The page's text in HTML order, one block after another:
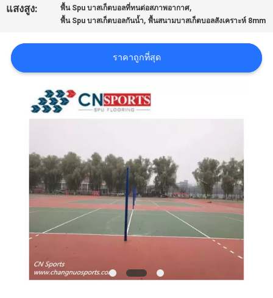
PRIVACY
POLICY
แสงสูง: พื้น Spu บาสเก็ตบอลที่ทนต่อสภาพอากาศ,
พื้น Spu บาสเก็ตบอลกันน้ำ,พื้นสนามบาสเก็ตบอลสังเคราะห์ 8mm
ราคาถูกที่สุด